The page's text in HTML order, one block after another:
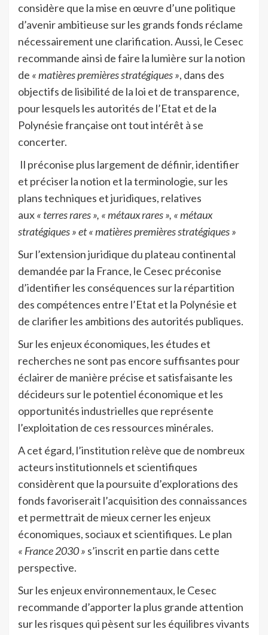
considère que la mise en œuvre d’une politique
d’avenir ambitieuse sur les grands fonds réclame
nécessairement une clarification. Aussi, le Cesec
recommande ainsi de faire la lumière sur la notion
de « matières premières stratégiques », dans des
objectifs de lisibilité de la loi et de transparence,
pour lesquels les autorités de l’Etat et de la
Polynésie française ont tout intérêt à se
concerter.
Il préconise plus largement de définir, identifier
et préciser la notion et la terminologie, sur les
plans techniques et juridiques, relatives
aux« terres rares », « métaux rares », « métaux
stratégiques » et « matières premières stratégiques »
Sur l’extension juridique du plateau continental
demandée par la France, le Cesec préconise
d’identifier les conséquences sur la répartition
des compétences entre l’Etat et la Polynésie et
de clarifier les ambitions des autorités publiques.
Sur les enjeux économiques, les études et
recherches ne sont pas encore suffisantes pour
éclairer de manière précise et satisfaisante les
décideurs sur le potentiel économique et les
opportunités industrielles que représente
l’exploitation de ces ressources minérales.
A cet égard, l’institution relève que de nombreux
acteurs institutionnels et scientifiques
considèrent que la poursuite d’explorations des
fonds favoriserait l’acquisition des connaissances
et permettrait de mieux cerner les enjeux
économiques, sociaux et scientifiques. Le plan
« France 2030 » s’inscrit en partie dans cette
perspective.
Sur les enjeux environnementaux, le Cesec
recommande d’apporter la plus grande attention
sur les risques qui pèsent sur les équilibres vivants